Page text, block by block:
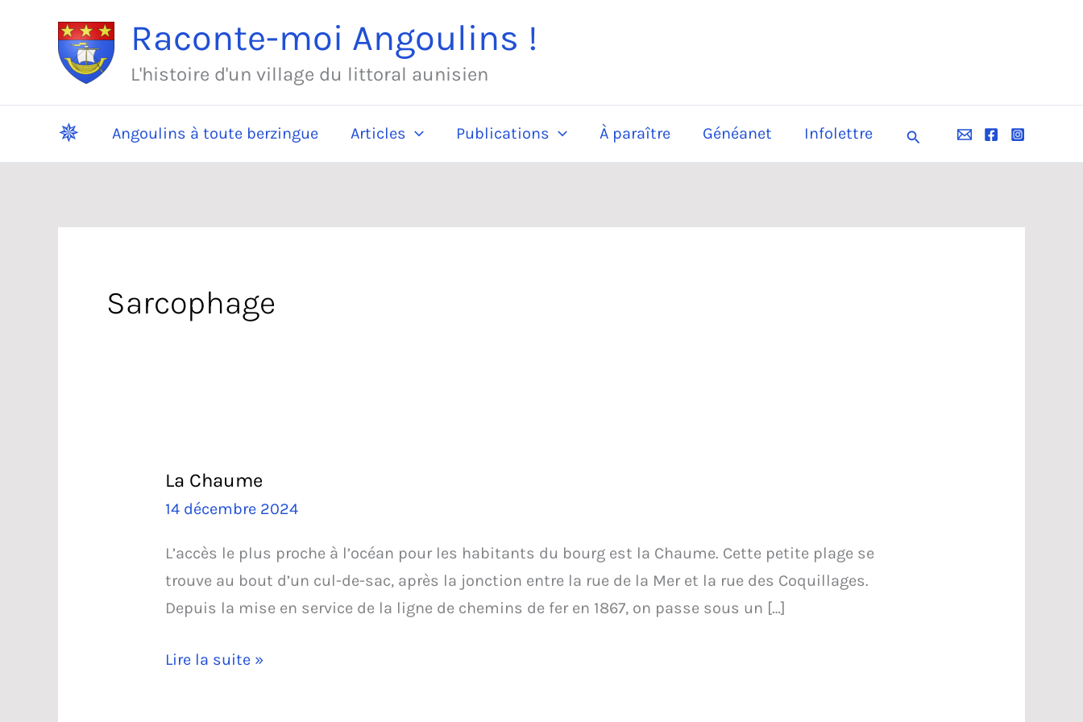
Raconte-moi Angoulins !
L'histoire d'un village du littoral aunisien
✵ Angoulins à toute berzingue Articles Publications À paraître Généanet Infolettre Rechercher
Sarcophage
La Chaume
14 décembre 2024
L’accès le plus proche à l’océan pour les habitants du bourg est la Chaume. Cette petite plage se
trouve au bout d’un cul-de-sac, après la jonction entre la rue de la Mer et la rue des Coquillages.
Depuis la mise en service de la ligne de chemins de fer en 1867, on passe sous un […]
La
Lire la suite »